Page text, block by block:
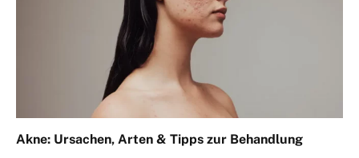
Akne: Ursachen, Arten & Tipps zur Behandlung